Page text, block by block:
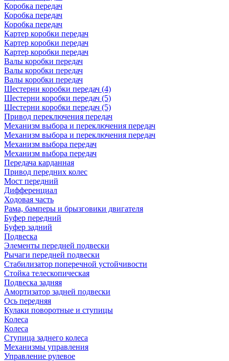
Коробка передач
Коробка передач
Коробка передач
Картер коробки передач
Картер коробки передач
Картер коробки передач
Валы коробки передач
Валы коробки передач
Валы коробки передач
Шестерни коробки передач (4)
Шестерни коробки передач (5)
Шестерни коробки передач (5)
Привод переключения передач
Механизм выбора и переключения передач
Механизм выбора и переключения передач
Механизм выбора передач
Механизм выбора передач
Передача карданная
Привод передних колес
Мост передний
Дифференциал
Ходовая часть
Рама, бамперы и брызговики двигателя
Буфер передний
Буфер задний
Подвеска
Элементы передней подвески
Рычаги передней подвески
Стабилизатор поперечной устойчивости
Стойка телескопическая
Подвеска задняя
Амортизатор задней подвески
Ось передняя
Кулаки поворотные и ступицы
Колеса
Колеса
Ступица заднего колеса
Механизмы управления
Управление рулевое